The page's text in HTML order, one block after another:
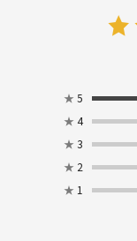
★ 5
★ 4
★ 3
★ 2
★ 1